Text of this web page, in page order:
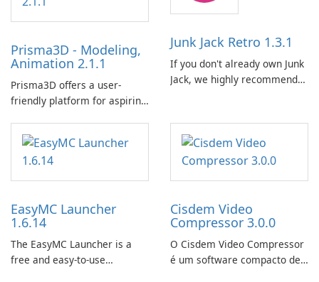
Prisma3D - Modeling,
Animation 2.1.1
Prisma3D offers a user-
friendly platform for aspiring
imagination to life. With a
wide range of tools and
features, this app allows
users to easily design 3D
captivating animated scenes.
Junk Jack Retro 1.3.1
If you don't already own Junk
Jack, we highly recommend
This game is where it all
began! Junk Jack Retro,
formerly known as Junk Jack,
EasyMC Launcher
1.6.14
The EasyMC Launcher is a
free and easy-to-use
Cisdem Video
Compressor 3.0.0
O Cisdem Video Compressor
é um software compacto de